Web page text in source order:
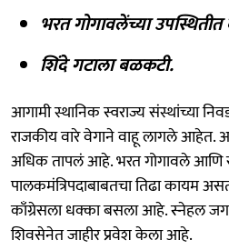
भरत गोगावलेंच्या उपस्थितीत
शिंदे गटाला बळकटी.
आगामी स्थानिक स्वराज्य संस्थांच्या
राजकीय वारे वेगाने वाहू लागले आहेत.
अधिक तापलं आहे. भरत गोगावले आणि
पालकमंत्रिपदाबाबतचा तिढा कायम
काँग्रेसला धक्का बसला आहे. स्नेहल
शिवसेनेत जाहीर प्रवेश केला आहे.